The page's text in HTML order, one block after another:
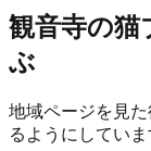
観音寺の猫
ぶ
地域ページを見
るようにしていま